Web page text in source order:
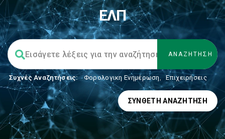
ΕΛΠ
Συχνές Αναζητήσεις: Φορολογικη Ενημέρωση, Επιχειρήσεις
ΣΎΝΘΕΤΗ ΑΝΑΖΉΤΗΣΗ